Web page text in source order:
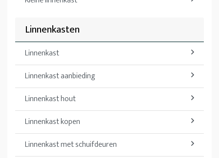
Linnenkasten
Linnenkast
Linnenkast aanbieding
Linnenkast hout
Linnenkast kopen
Linnenkast met schuifdeuren